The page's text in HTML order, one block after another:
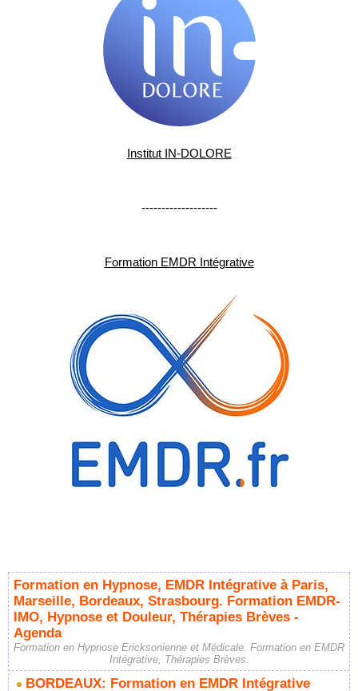
Institut IN-DOLORE
-------------------
Formation EMDR Intégrative
Formation en Hypnose, EMDR Intégrative à Paris,
Marseille, Bordeaux, Strasbourg. Formation EMDR-
IMO, Hypnose et Douleur, Thérapies Brèves -
Agenda
Formation en Hypnose Ericksonienne et Médicale. Formation en EMDR
Intégrative, Thérapies Brèves.
BORDEAUX: Formation en EMDR Intégrative